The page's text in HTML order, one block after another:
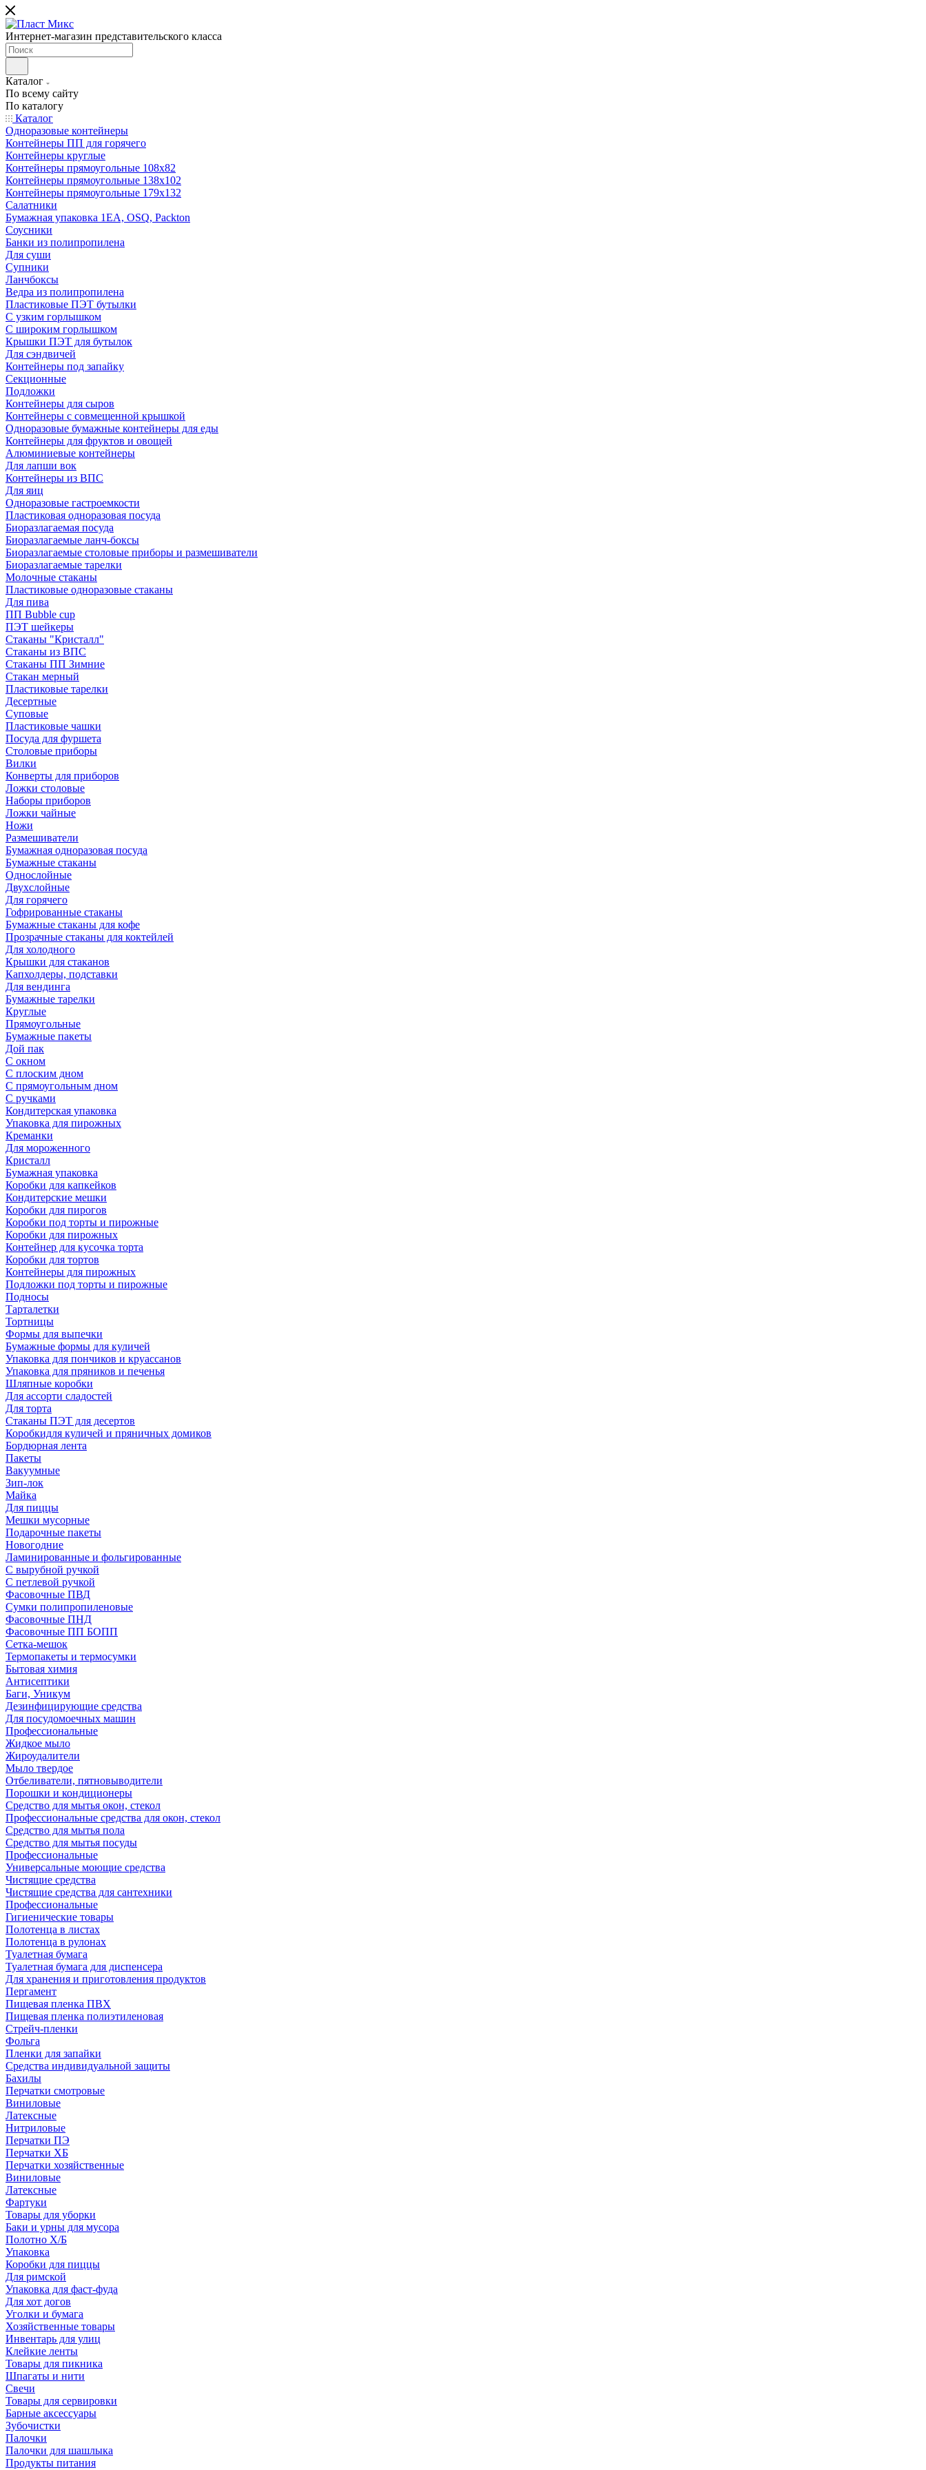
Интернет-магазин представительского класса
Каталог
По всему сайту
По каталогу
Каталог
Одноразовые контейнеры
Контейнеры ПП для горячего
Контейнеры круглые
Контейнеры прямоугольные 108х82
Контейнеры прямоугольные 138х102
Контейнеры прямоугольные 179х132
Салатники
Бумажная упаковка 1ЕА, OSQ, Packton
Соусники
Банки из полипропилена
Для суши
Супники
Ланчбоксы
Ведра из полипропилена
Пластиковые ПЭТ бутылки
С узким горлышком
С широким горлышком
Крышки ПЭТ для бутылок
Для сэндвичей
Контейнеры под запайку
Секционные
Подложки
Контейнеры для сыров
Контейнеры с совмещенной крышкой
Одноразовые бумажные контейнеры для еды
Контейнеры для фруктов и овощей
Алюминиевые контейнеры
Для лапши вок
Контейнеры из ВПС
Для яиц
Одноразовые гастроемкости
Пластиковая одноразовая посуда
Биоразлагаемая посуда
Биоразлагаемые ланч-боксы
Биоразлагаемые столовые приборы и размешиватели
Биоразлагаемые тарелки
Молочные стаканы
Пластиковые одноразовые стаканы
Для пива
ПП Bubble cup
ПЭТ шейкеры
Стаканы "Кристалл"
Стаканы из ВПС
Стаканы ПП Зимние
Стакан мерный
Пластиковые тарелки
Десертные
Суповые
Пластиковые чашки
Посуда для фуршета
Столовые приборы
Вилки
Конверты для приборов
Ложки столовые
Наборы приборов
Ложки чайные
Ножи
Размешиватели
Бумажная одноразовая посуда
Бумажные стаканы
Однослойные
Двухслойные
Для горячего
Гофрированные стаканы
Бумажные стаканы для кофе
Прозрачные стаканы для коктейлей
Для холодного
Крышки для стаканов
Капхолдеры, подставки
Для вендинга
Бумажные тарелки
Круглые
Прямоугольные
Бумажные пакеты
Дой пак
С окном
С плоским дном
С прямоугольным дном
С ручками
Кондитерская упаковка
Упаковка для пирожных
Креманки
Для мороженного
Кристалл
Бумажная упаковка
Коробки для капкейков
Кондитерские мешки
Коробки для пирогов
Коробки под торты и пирожные
Коробки для пирожных
Контейнер для кусочка торта
Коробки для тортов
Контейнеры для пирожных
Подложки под торты и пирожные
Подносы
Тарталетки
Тортницы
Формы для выпечки
Бумажные формы для куличей
Упаковка для пончиков и круассанов
Упаковка для пряников и печенья
Шляпные коробки
Для ассорти сладостей
Для торта
Стаканы ПЭТ для десертов
Коробкидля куличей и пряничных домиков
Бордюрная лента
Пакеты
Вакуумные
Зип-лок
Майка
Для пиццы
Мешки мусорные
Подарочные пакеты
Новогодние
Ламинированные и фольгированные
С вырубной ручкой
С петлевой ручкой
Фасовочные ПВД
Сумки полипропиленовые
Фасовочные ПНД
Фасовочные ПП БОПП
Сетка-мешок
Термопакеты и термосумки
Бытовая химия
Антисептики
Баги, Уникум
Дезинфицирующие средства
Для посудомоечных машин
Профессиональные
Жидкое мыло
Жироудалители
Мыло твердое
Отбеливатели, пятновыводители
Порошки и кондиционеры
Средство для мытья окон, стекол
Профессиональные средства для окон, стекол
Средство для мытья пола
Средство для мытья посуды
Профессиональные
Универсальные моющие средства
Чистящие средства
Чистящие средства для сантехники
Профессиональные
Гигиенические товары
Полотенца в листах
Полотенца в рулонах
Туалетная бумага
Туалетная бумага для диспенсера
Для хранения и приготовления продуктов
Пергамент
Пищевая пленка ПВХ
Пищевая пленка полиэтиленовая
Стрейч-пленки
Фольга
Пленки для запайки
Средства индивидуальной защиты
Бахилы
Перчатки смотровые
Виниловые
Латексные
Нитриловые
Перчатки ПЭ
Перчатки ХБ
Перчатки хозяйственные
Виниловые
Латексные
Фартуки
Товары для уборки
Баки и урны для мусора
Полотно Х/Б
Упаковка
Коробки для пиццы
Для римской
Упаковка для фаст-фуда
Для хот догов
Уголки и бумага
Хозяйственные товары
Инвентарь для улиц
Клейкие ленты
Товары для пикника
Шпагаты и нити
Свечи
Товары для сервировки
Барные аксессуары
Зубочистки
Палочки
Палочки для шашлыка
Продукты питания